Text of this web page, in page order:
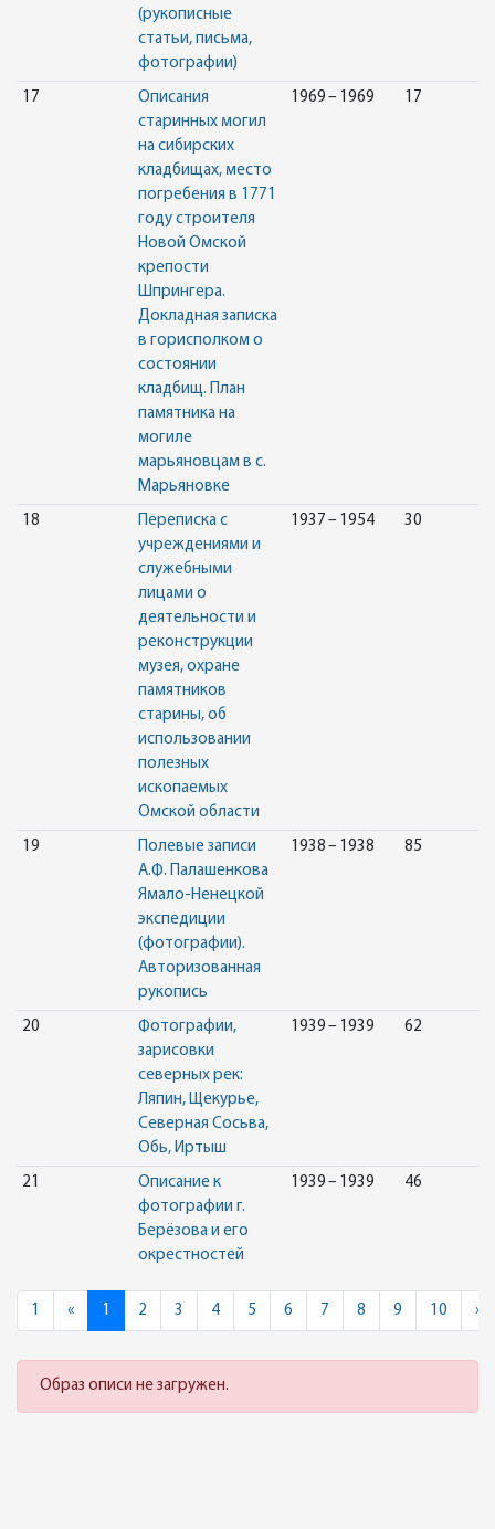
(рукописные
статьи, письма,
фотографии)
17
Описания
старинных могил
на сибирских
кладбищах, место
погребения в 1771
году строителя
Новой Омской
крепости
Шпрингера.
Докладная записка
в горисполком о
состоянии
кладбищ. План
памятника на
могиле
марьяновцам в с.
Марьяновке
1969 – 1969 17
18
Переписка с
учреждениями и
служебными
лицами о
деятельности и
реконструкции
музея, охране
памятников
старины, об
использовании
полезных
ископаемых
Омской области
1937 – 1954 30
19
Полевые записи
А.Ф. Палашенкова
Ямало-Ненецкой
экспедиции
(фотографии).
Авторизованная
рукопись
1938 – 1938 85
20
Фотографии,
зарисовки
северных рек:
Ляпин, Щекурье,
Северная Сосьва,
Обь, Иртыш
1939 – 1939 62
21
Описание к
фотографии г.
Берёзова и его
окрестностей
1939 – 1939 46
1 «Previous
1 2 3 4 5 6 7 8 9 10 »
Образ описи не загружен.